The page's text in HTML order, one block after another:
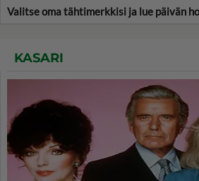
Valitse oma tähtimerkkisi ja lue päivän
KASARI